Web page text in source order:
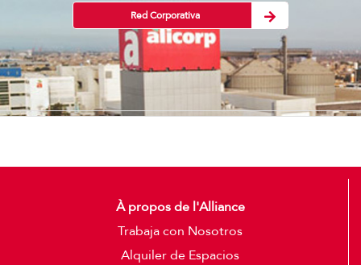
Red Corporativa
À propos de l'Alliance
Trabaja con Nosotros
Alquiler de Espacios